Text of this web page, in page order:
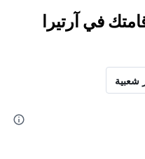
في آرتيرا
شعبية